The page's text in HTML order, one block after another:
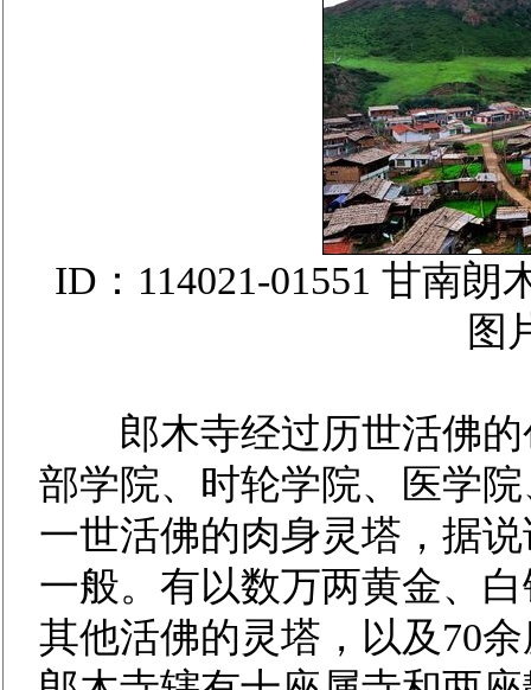
ID：114021-01551 甘南
图
郎木寺经过历世活佛的
部学院、时轮学院、医学
一世活佛的肉身灵塔，据
一般。有以数万两黄金、
其他活佛的灵塔，以及70